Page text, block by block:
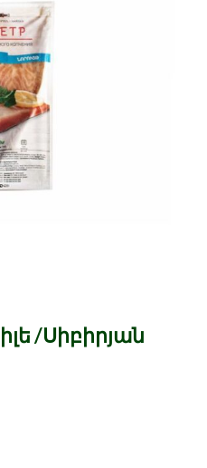
/Սիբիրյան